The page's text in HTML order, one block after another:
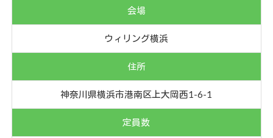
会場
ウィリング横浜
住所
神奈川県横浜市港南区上大岡西1-6-1
定員数